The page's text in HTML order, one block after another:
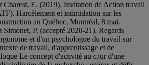
Charest, E. (2019). Invitation de Action travail
Harcèlement et intimidation sur les
au Québec, Montréal, 8 mai.
Simonet, P. (accepté 2020-21). Regards
et d'un psychologue du travail sur
de travail, d'apprentissage et de
Le concept d'activité au c¿ur d'une